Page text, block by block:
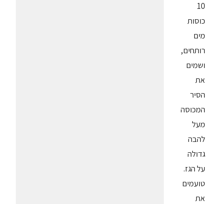
10
כוסות
מים
רותחים,
ושמים
את
הסיר
המכוסה
מעל
להבה
גדולה
על הגז.
טועמים
את